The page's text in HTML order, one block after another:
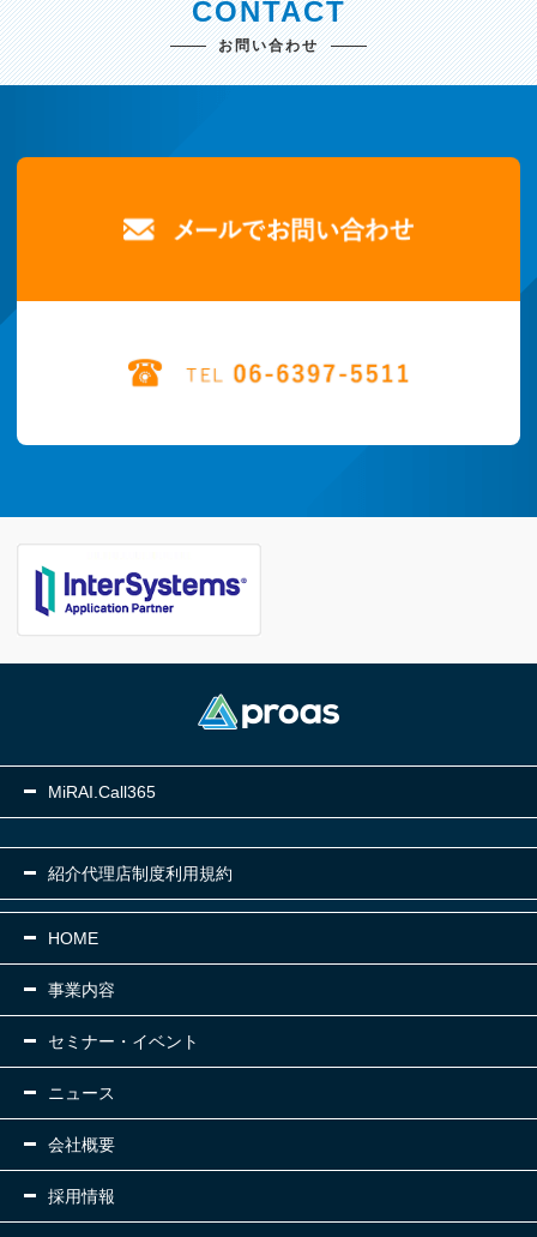
CONTACT
お問い合わせ
MiRAI.Call365
紹介代理店制度利用規約
HOME
事業内容
セミナー・イベント
ニュース
会社概要
採用情報